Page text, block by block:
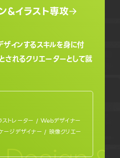
&イラスト専攻
インするスキルを身に付
されるクリエーターとして就
ストレーター / Webデザイナー
ージデザイナー / 映像クリエー